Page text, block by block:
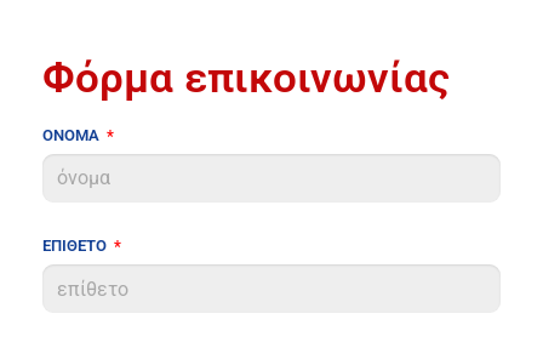
Φόρμα επικοινωνίας
ΟΝΟΜΑ
ΕΠΙΘΕΤΟ